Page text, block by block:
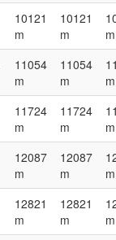
10121
m
10121
m
m
11054
m
11054
m
m
11724
m
11724
m
m
12087
m
12087
m
m
12821
m
12821
m
m